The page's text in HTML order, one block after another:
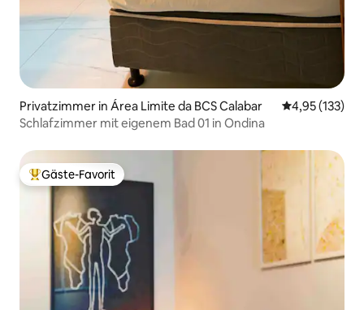
Privatzimmer in Área Limite da BCS Calabar
4,95 (133)
Schlafzimmer mit eigenem Bad 01 in Ondina
Beliebter Gäste-Favorit.
Gäste-Favorit